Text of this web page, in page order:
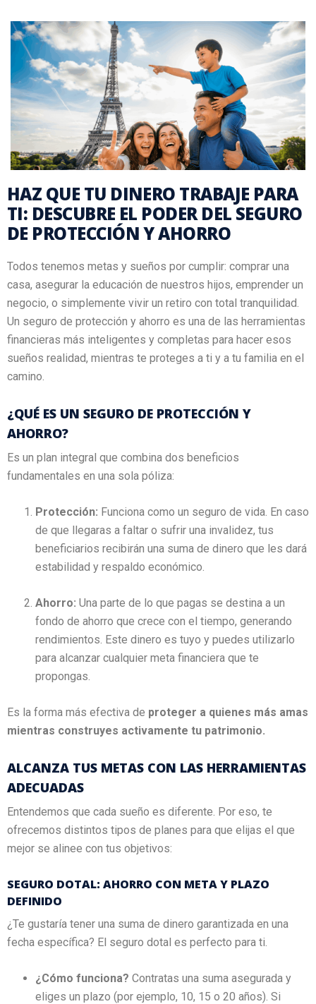
HAZ QUE TU DINERO TRABAJE PARA
TI: DESCUBRE EL PODER DEL SEGURO
DE PROTECCIÓN Y AHORRO
Todos tenemos metas y sueños por cumplir: comprar una
casa, asegurar la educación de nuestros hijos, emprender un
negocio, o simplemente vivir un retiro con total tranquilidad.
Un seguro de protección y ahorro es una de las herramientas
financieras más inteligentes y completas para hacer esos
sueños realidad, mientras te proteges a ti y a tu familia en el
camino.
¿QUÉ ES UN SEGURO DE PROTECCIÓN Y
AHORRO?
Es un plan integral que combina dos beneficios
fundamentales en una sola póliza:
Protección: Funciona como un seguro de vida. En caso
de que llegaras a faltar o sufrir una invalidez, tus
beneficiarios recibirán una suma de dinero que les dará
estabilidad y respaldo económico.
Ahorro: Una parte de lo que pagas se destina a un
fondo de ahorro que crece con el tiempo, generando
rendimientos. Este dinero es tuyo y puedes utilizarlo
para alcanzar cualquier meta financiera que te
propongas.
Es la forma más efectiva de proteger a quienes más amas
mientras construyes activamente tu patrimonio.
ALCANZA TUS METAS CON LAS HERRAMIENTAS
ADECUADAS
Entendemos que cada sueño es diferente. Por eso, te
ofrecemos distintos tipos de planes para que elijas el que
mejor se alinee con tus objetivos:
SEGURO DOTAL: AHORRO CON META Y PLAZO
DEFINIDO
¿Te gustaría tener una suma de dinero garantizada en una
fecha específica? El seguro dotal es perfecto para ti.
¿Cómo funciona? Contratas una suma asegurada y
eliges un plazo (por ejemplo, 10, 15 o 20 años). Si